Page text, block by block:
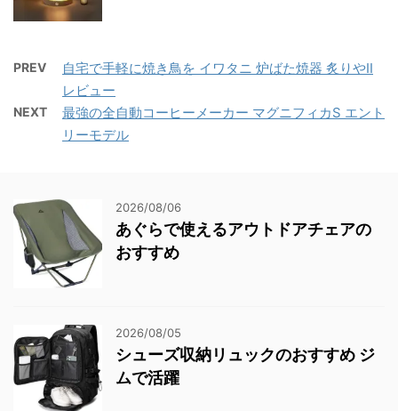
PREV
自宅で手軽に焼き鳥を イワタニ 炉ばた焼器 炙りやII
レビュー
NEXT
最強の全自動コーヒーメーカー マグニフィカS エント
リーモデル
2026/08/06
あぐらで使えるアウトドアチェアの
おすすめ
2026/08/05
シューズ収納リュックのおすすめ ジ
ムで活躍